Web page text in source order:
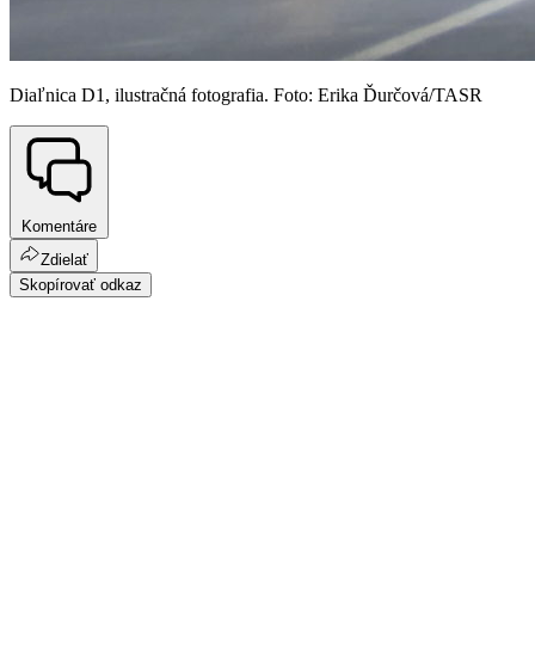
Diaľnica D1, ilustračná fotografia. Foto: Erika Ďurčová/TASR
Komentáre
Zdielať
Skopírovať odkaz